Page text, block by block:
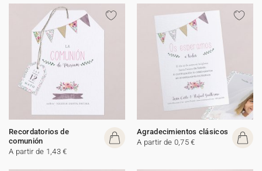
Recordatorios de
comunión
A partir de 1,43 €
Agradecimientos clásicos
A partir de 0,75 €